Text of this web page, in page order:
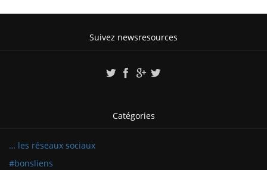
Suivez newsresources
Catégories
… les réseaux sociaux
#bonsliens